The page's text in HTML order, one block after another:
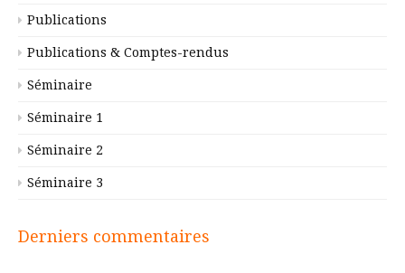
Publications
Publications & Comptes-rendus
Séminaire
Séminaire 1
Séminaire 2
Séminaire 3
Derniers commentaires